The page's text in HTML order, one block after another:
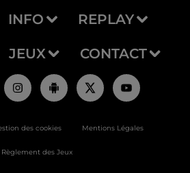
INFO REPLAY
JEUX CONTACT
des cookies Mentions Légales
Règlement des Jeux